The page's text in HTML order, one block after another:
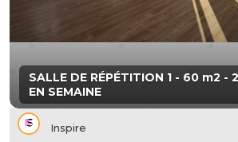
SALLE DE RÉPÉTITION 1 - 60 m2 -
EN SEMAINE
Inspire